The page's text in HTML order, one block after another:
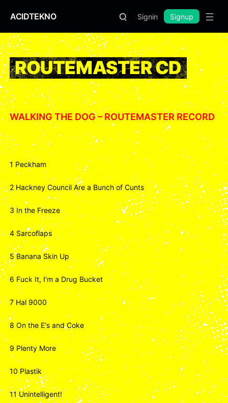
ACIDTEKNO Signin Signup
ROUTEMASTER CD
WALKING THE DOG – ROUTEMASTER RECORD
1 Peckham
2 Hackney Council Are a Bunch of Cunts
3 In the Freeze
4 Sarcoflaps
5 Banana Skin Up
6 Fuck It, I'm a Drug Bucket
7 Hal 9000
8 On the E's and Coke
9 Plenty More
10 Plastik
11 Unintelligent!